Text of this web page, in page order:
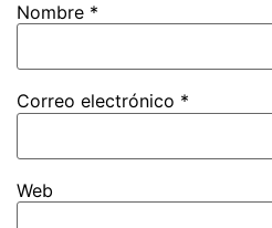
Nombre *
Correo electrónico *
Web